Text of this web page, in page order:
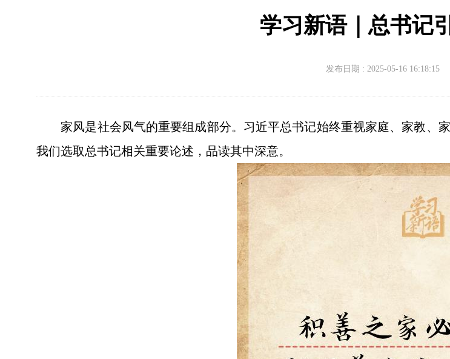
学习新语｜总书记
发布日期 : 2025-05-16 16:18:15
家风是社会风气的重要组成部分。习近平总书记始终重视家庭、家教、
我们选取总书记相关重要论述，品读其中深意。